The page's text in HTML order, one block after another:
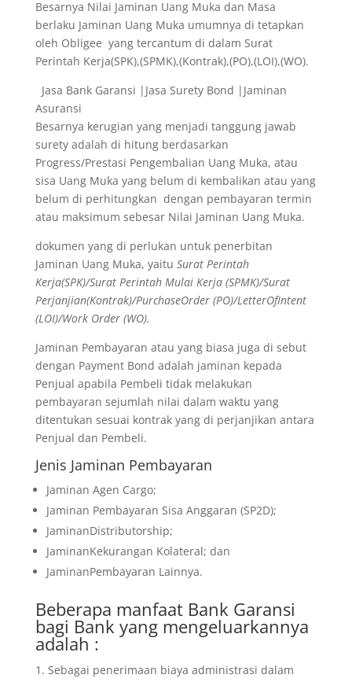
Besarnya Nilai Jaminan Uang Muka dan Masa
berlaku Jaminan Uang Muka umumnya di tetapkan
oleh Obligee yang tercantum di dalam Surat
Perintah Kerja(SPK),(SPMK),(Kontrak),(PO),(LOI),(WO).
Jasa Bank Garansi |Jasa Surety Bond |Jaminan
Asuransi
Besarnya kerugian yang menjadi tanggung jawab
surety adalah di hitung berdasarkan
Progress/Prestasi Pengembalian Uang Muka, atau
sisa Uang Muka yang belum di kembalikan atau yang
belum di perhitungkan dengan pembayaran termin
atau maksimum sebesar Nilai Jaminan Uang Muka.
dokumen yang di perlukan untuk penerbitan
Jaminan Uang Muka, yaitu Surat Perintah
Kerja(SPK)/Surat Perintah Mulai Kerja (SPMK)/Surat
Perjanjian(Kontrak)/PurchaseOrder (PO)/LetterOfIntent
(LOI)/Work Order (WO).
Jaminan Pembayaran atau yang biasa juga di sebut
dengan Payment Bond adalah jaminan kepada
Penjual apabila Pembeli tidak melakukan
pembayaran sejumlah nilai dalam waktu yang
ditentukan sesuai kontrak yang di perjanjikan antara
Penjual dan Pembeli.
Jenis Jaminan Pembayaran
Jaminan Agen Cargo;
Jaminan Pembayaran Sisa Anggaran (SP2D);
JaminanDistributorship;
JaminanKekurangan Kolateral; dan
JaminanPembayaran Lainnya.
Beberapa manfaat Bank Garansi
bagi Bank yang mengeluarkannya
adalah :
Sebagai penerimaan biaya administrasi dalam